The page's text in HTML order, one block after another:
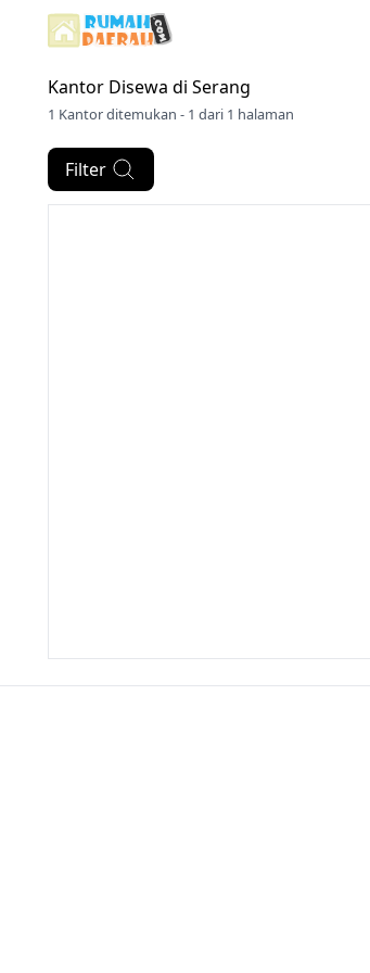
Kantor Disewa di Serang
1 Kantor ditemukan - 1 dari 1 halaman
Filter